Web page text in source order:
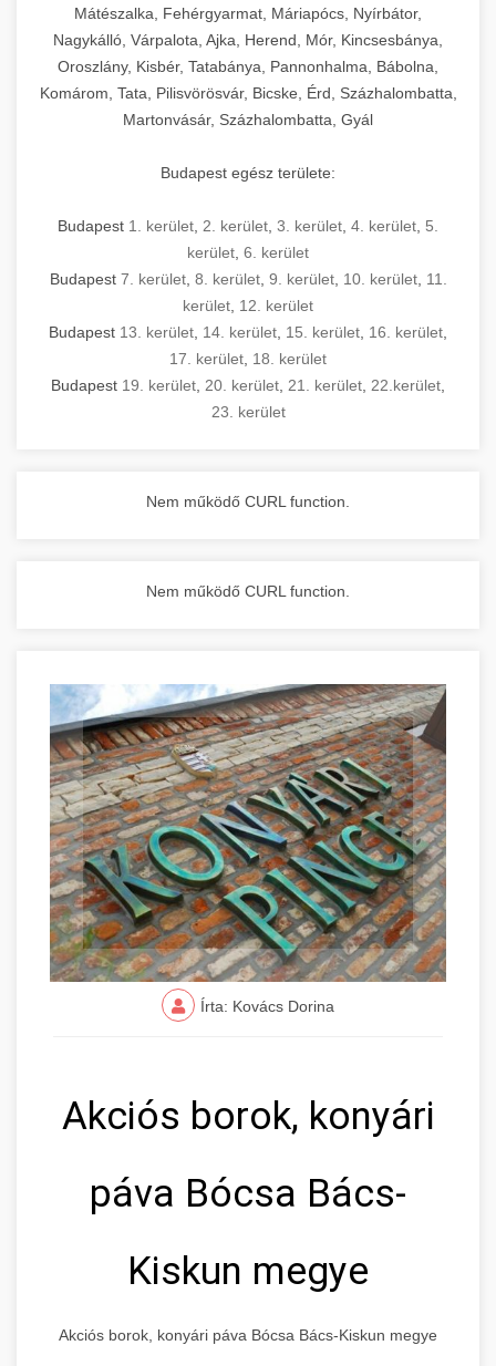
Mátészalka, Fehérgyarmat, Máriapócs, Nyírbátor,
Nagykálló, Várpalota, Ajka, Herend, Mór, Kincsesbánya,
Oroszlány, Kisbér, Tatabánya, Pannonhalma, Bábolna,
Komárom, Tata, Pilisvörösvár, Bicske, Érd, Százhalombatta,
Martonvásár, Százhalombatta, Gyál
Budapest egész területe:
Budapest 1. kerület 2. kerület 3. kerület 4. kerület 5.
kerület 6. kerület
Budapest 7. kerület, 8. kerület, 9. kerület, 10. kerület, 11.
kerület 12. kerület
Budapest 13. kerület 14. kerület 15. kerület 16. kerület
17. kerület 18. kerület
Budapest 19. kerület 20. kerület 21. kerület 22.kerület
23. kerület
Nem működő CURL function.
Nem működő CURL function.
Írta: Kovács Dorina
Akciós borok, konyári
páva Bócsa Bács-
Kiskun megye
Akciós borok, konyári páva Bócsa Bács-Kiskun megye